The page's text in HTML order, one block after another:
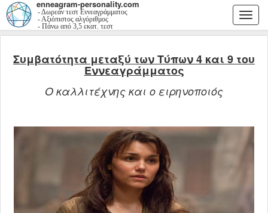
enneagram-personality.com
- Δωρεάν τεστ Εννεαγράμματος
- Αξιόπιστος αλγόριθμος
- Πάνω από 3,5 εκατ. τεστ
Συμβατότητα μεταξύ των Τύπων 4 και 9 του
Εννεαγράμματος
Ο καλλιτέχνης και ο ειρηνοποιός